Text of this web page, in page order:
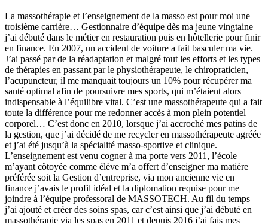
La massothérapie et l’enseignement de la masso est pour moi une
troisième carrière… Gestionnaire d’équipe dès ma jeune vingtaine
j’ai débuté dans le métier en restauration puis en hôtellerie pour finir
en finance. En 2007, un accident de voiture a fait basculer ma vie.
J’ai passé par de la réadaptation et malgré tout les efforts et les types
de thérapies en passant par le physiothérapeute, le chiropraticien,
l’acupuncteur, il me manquait toujours un 10% pour récupérer ma
santé optimal afin de poursuivre mes sports, qui m’étaient alors
indispensable à l’équilibre vital. C’est une massothérapeute qui a fait
toute la différence pour me redonner accès à mon plein potentiel
corporel… C’est donc en 2010, lorsque j’ai accroché mes patins de
la gestion, que j’ai décidé de me recycler en massothérapeute agréée
et j’ai été jusqu’à la spécialité masso-sportive et clinique.
L’enseignement est venu cogner à ma porte vers 2011, l’école
m’ayant côtoyée comme élève m’a offert d’enseigner ma matière
préférée soit la Gestion d’entreprise, via mon ancienne vie en
finance j’avais le profil idéal et la diplomation requise pour me
joindre à l’équipe professoral de MASSOTECH. Au fil du temps
j’ai ajouté et créer des soins spas, car c’est ainsi que j’ai débuté en
massothérapie via les spas en 2011 et depuis 2016 j’ai fais mes